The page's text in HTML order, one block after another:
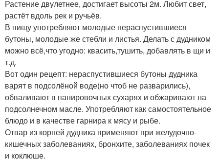
Растение двулетнее, достигает высоты 2м. Любит свет,
растёт вдоль рек и ручьёв.
В пищу употребляют молодые нераспустившиеся
бутоны, молодые же стебли и листья. Делать с дудником
можно всё,что угодно: квасить,тушить, добавлять в щи и
т.д.
Вот один рецепт: нераспустившиеся бутоны дудника
варят в подсолёной воде(но чтоб не разварились),
обваливают в панировочных сухарях и обжаривают на
подсолнечном масле. Употребляют как самостоятельное
блюдо и в качестве гарнира к мясу и рыбе.
Отвар из корней дудника применяют при желудочно-
кишечных заболеваниях, бронхите, заболеваниях почек
и коклюше.